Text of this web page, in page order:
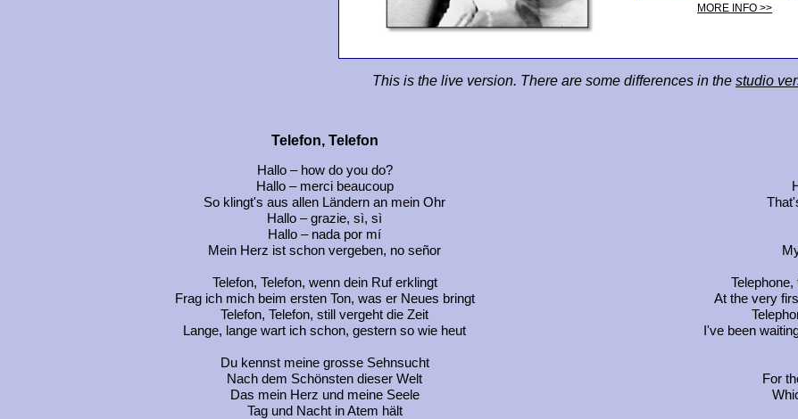
MORE INFO >>
This is the live version. There are some differences in the studio
Telefon, Telefon
Hallo – how do you do?
Hallo – merci beaucoup
So klingt's aus allen Ländern an mein Ohr
Hallo –grazie, sì, sì
Hallo – nada por mí
Mein Herz ist schon vergeben, no señor
Telefon, Telefon, wenn dein Ruf erklingt
Frag ich mich beim ersten Ton, was er Neues bringt
At the very
Telefon, Telefon, still vergeht die Zeit
Lange, lange wart ich schon, gestern so wie heut
I've been
Du kennst meine grosse Sehnsucht
Nach dem Schönsten dieser Welt
For
Das mein Herz und meine Seele
Tag und Nacht in Atem hält